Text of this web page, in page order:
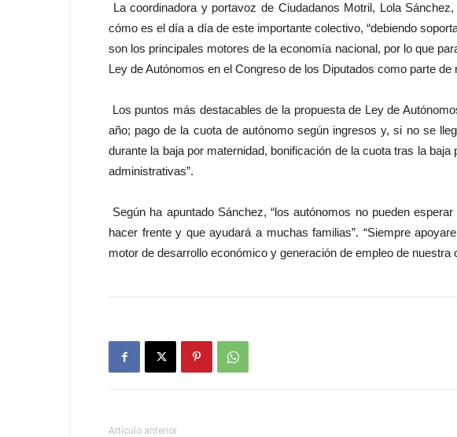
La coordinadora y portavoz de Ciudadanos Motril, Lola
cómo es el día a día de este importante colectivo, “debiendo
son los principales motores de la economía nacional, por lo que
Ley de Autónomos en el Congreso de los Diputados como parte
Los puntos más destacables de la propuesta de Ley de
año; pago de la cuota de autónomo según ingresos y, si no se
durante la baja por maternidad, bonificación de la cuota tras la
administrativas”.
Según ha apuntado Sánchez, “los autónomos no pueden
hacer frente y que ayudará a muchas familias”. “Siempre
motor de desarrollo económico y generación de empleo de nuestra
Artículo anterior